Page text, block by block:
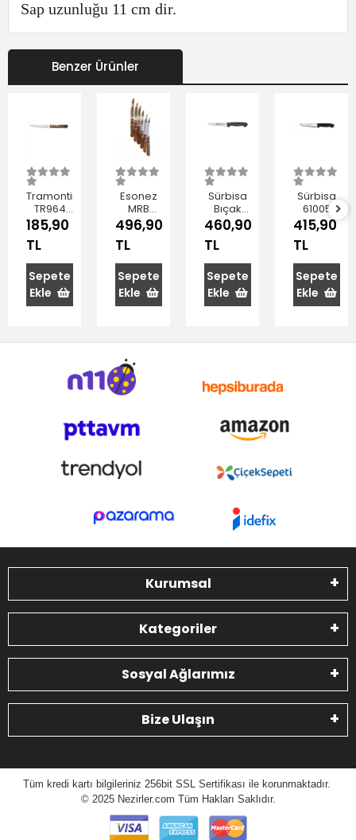
Sap uzunluğu 11 cm dir.
Benzer Ürünler
Tramontina
TR964
Stek
Bıçak
21cm
185,90
TL
Sepete
Ekle
Esonez
MRB
ART914
Ahşap
Saplı Et
Bıçağı
6'lı
496,90
TL
Sepete
Ekle
Sürbisa
Bıçak
2.5X13X0.25cm
460,90
TL
Sepete
Ekle
Sürbisa
61005
Mutfak
Bıçağı
12.5 Cm
415,90
TL
Sepete
Ekle
Kurumsal
Kategoriler
Sosyal Ağlarımız
Bize Ulaşın
Tüm kredi kartı bilgileriniz 256bit SSL Sertifikası ile korunmaktadır.
© 2025 Nezirler.com Tüm Hakları Saklıdır.